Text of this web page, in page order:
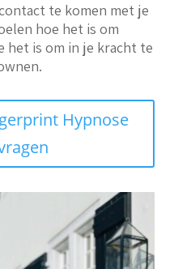
te komen met je
hoe het is om
het is om in je kracht te
Hypnose